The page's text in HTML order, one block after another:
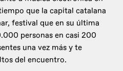
que la capital catalana
festival que en su última
personas en casi 200
una vez más y te
del encuentro.